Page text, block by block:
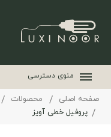
منوی دسترسی
صفحه اصلی محصولات
پروفیل خطی آویز